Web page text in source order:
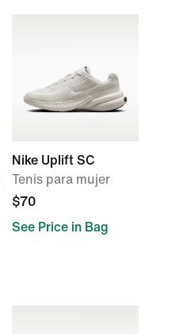
Nike Uplift SC
Tenis para mujer
$70
See Price in Bag